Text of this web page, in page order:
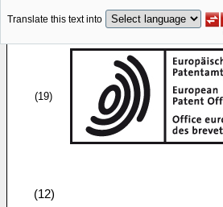
Translate this text into
(19)
(12)